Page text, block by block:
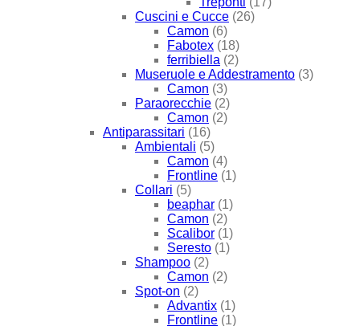
Cuscini e Cucce (26)
Camon (6)
Fabotex (18)
ferribiella (2)
Museruole e Addestramento (3)
Camon (3)
Paraorecchie (2)
Camon (2)
Antiparassitari (16)
Ambientali (5)
Camon (4)
Frontline (1)
Collari (5)
beaphar (1)
Camon (2)
Scalibor (1)
Seresto (1)
Shampoo (2)
Camon (2)
Spot-on (2)
Advantix (1)
Frontline (1)